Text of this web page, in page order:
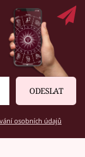
ODESLAT
osobních údajů